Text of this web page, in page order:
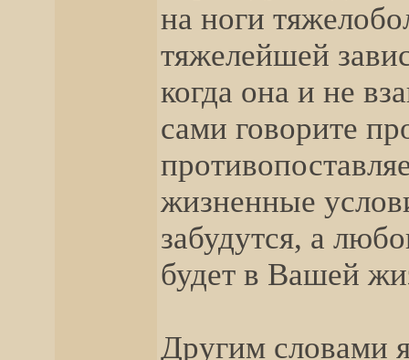
на ноги
тяжелейшей
когда она и не
сами говорите
жизненные
забудутся, а
будет в Вашей
Другим словами